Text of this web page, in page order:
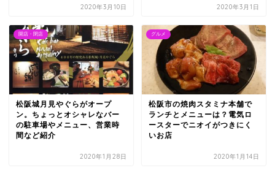
2020年3月10日 2020年3月1日
開店・閉店
松阪城月見やぐらがオープ
ン。ちょっとオシャレなバー
の駐車場やメニュー、営業時
間など紹介
2020年1月28日
グルメ
松阪市の焼肉スタミナ本舗で
ランチとメニューは？電気ロ
ースターでニオイがつきにく
いお店
2020年1月14日